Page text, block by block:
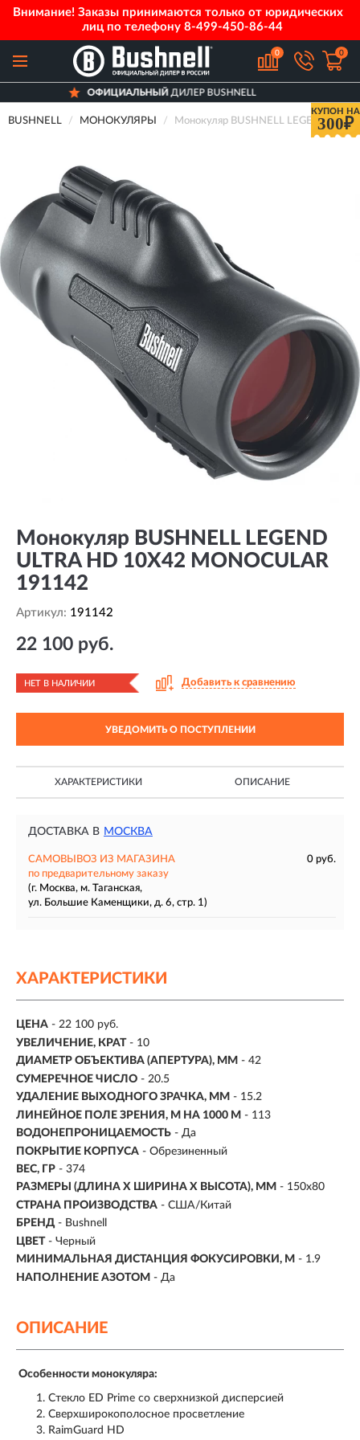
Внимание! Заказы принимаются только от юридических
лиц по телефону 8-499-450-86-44
0 0
ДИЛЕР BUSHNELL
КУПОН НА
300₽
BUSHNELL МОНОКУЛЯРЫ Монокуляр BUSHNELL LEGEND
Монокуляр BUSHNELL LEGEND
ULTRA HD 10X42 MONOCULAR
191142
Артикул: 191142
22 100 руб.
НЕТ В НАЛИЧИИ Добавить к сравнению
УВЕДОМИТЬ О ПОСТУПЛЕНИИ
ХАРАКТЕРИСТИКИ ОПИСАНИЕ
ДОСТАВКА В МОСКВА
САМОВЫВОЗ ИЗ МАГАЗИНА
0 руб.
по предварительному заказу
(г. Москва, м. Таганская,
ул. Большие Каменщики, д. 6, стр. 1)
ХАРАКТЕРИСТИКИ
ЦЕНА - 22 100 руб.
УВЕЛИЧЕНИЕ, КРАТ - 10
ДИАМЕТР ОБЪЕКТИВА (АПЕРТУРА), ММ - 42
СУМЕРЕЧНОЕ ЧИСЛО - 20.5
УДАЛЕНИЕ ВЫХОДНОГО ЗРАЧКА, ММ - 15.2
ЛИНЕЙНОЕ ПОЛЕ ЗРЕНИЯ, М НА 1000 М - 113
ВОДОНЕПРОНИЦАЕМОСТЬ - Да
ПОКРЫТИЕ КОРПУСА - Обрезиненный
ВЕС, ГР - 374
РАЗМЕРЫ (ДЛИНА X ШИРИНА X ВЫСОТА), ММ - 150х80
СТРАНА ПРОИЗВОДСТВА - США/Китай
БРЕНД - Bushnell
ЦВЕТ - Черный
МИНИМАЛЬНАЯ ДИСТАНЦИЯ ФОКУСИРОВКИ, М - 1.9
НАПОЛНЕНИЕ АЗОТОМ - Да
ОПИСАНИЕ
Особенности монокуляра:
Стекло ED Prime со сверхнизкой дисперсией
Сверхширокополосное просветление
RaimGuard HD